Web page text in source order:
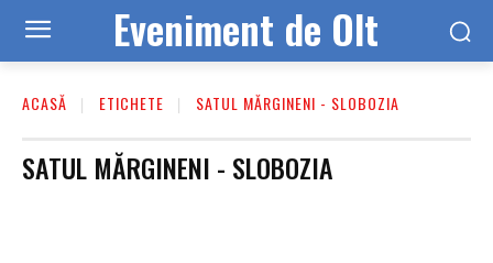
Eveniment de Olt
ACASĂ ETICHETE SATUL MĂRGINENI - SLOBOZIA
SATUL MĂRGINENI - SLOBOZIA